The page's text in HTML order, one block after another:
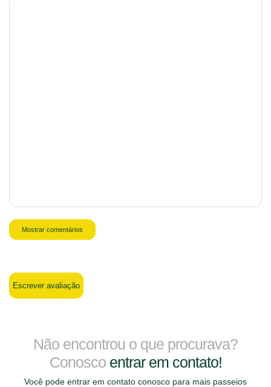
Mostrar comentários
Escrever avaliação
Não encontrou o que procurava?
Conosco entrar em contato!
Você pode entrar em contato conosco para mais passeios